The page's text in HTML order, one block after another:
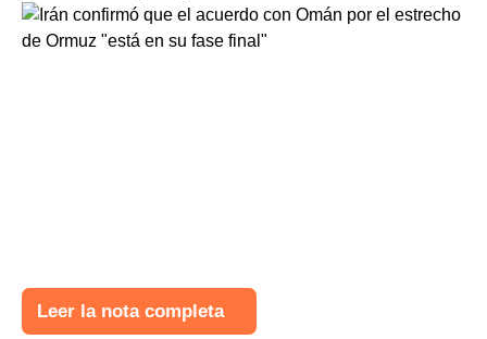
Leer la nota completa